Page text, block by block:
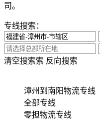
司。
专线搜索：
索 反向搜索
清空搜索
漳州到南阳物流专线
全部专线
零担物流专线